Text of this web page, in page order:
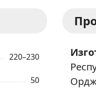
220–230
50
ЗАКАЗАТЬ В 1 КЛИК